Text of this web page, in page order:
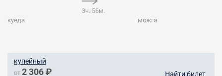
куеда
3ч. 56м.
можга
купейный
от 2 306 ₽ Найти билет